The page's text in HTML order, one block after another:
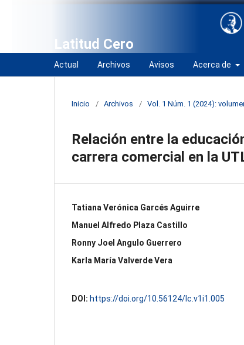
Latitud Cero
Actual Archivos Avisos Acerca de
Inicio / Archivos / Vol. 1 Núm. 1 (2024):
Relación entre la
carrera comercial en la
Tatiana Verónica Garcés Aguirre
Manuel Alfredo Plaza Castillo
Ronny Joel Angulo Guerrero
Karla María Valverde Vera
DOI: https://doi.org/10.56124/lc.v1i1.005